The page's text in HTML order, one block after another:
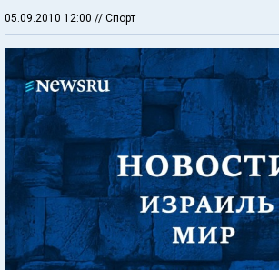
05.09.2010 12:00 // Спорт